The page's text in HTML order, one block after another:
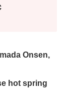
Onsen,
hot spring